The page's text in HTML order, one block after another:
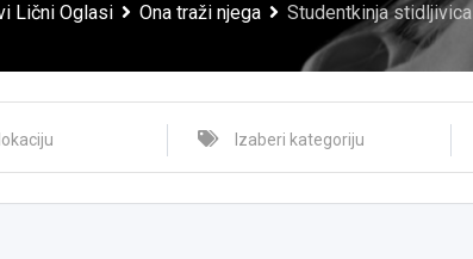
Lični Oglasi Ona traži njega Studentkinja stidljivica